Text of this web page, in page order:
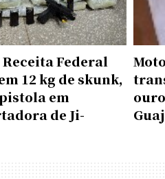
Federal
12 kg de skunk,
em
de Ji-